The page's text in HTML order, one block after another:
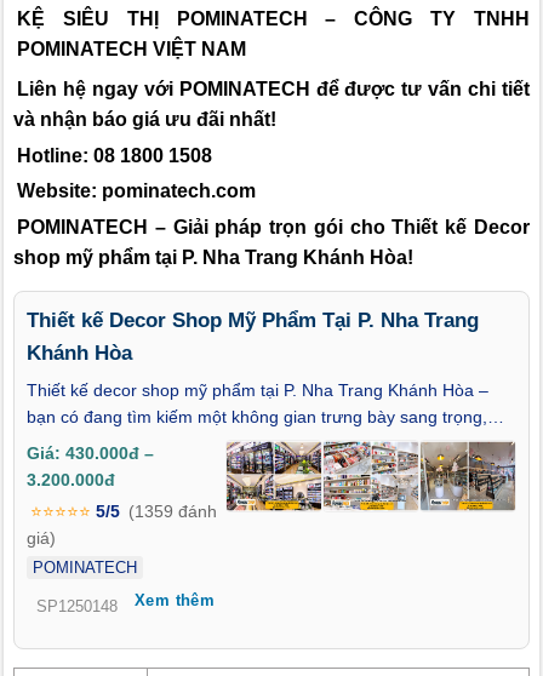
KỆ SIÊU THỊ POMINATECH – CÔNG TY TNHH
POMINATECH VIỆT NAM
Liên hệ ngay với POMINATECH để được tư vấn chi tiết
và nhận báo giá ưu đãi nhất!
Hotline: 08 1800 1508
Website: pominatech.com
POMINATECH – Giải pháp trọn gói cho Thiết kế Decor
shop mỹ phẩm tại P. Nha Trang Khánh Hòa!
Thiết kế Decor Shop Mỹ Phẩm Tại P. Nha Trang
Khánh Hòa
Thiết kế decor shop mỹ phẩm tại P. Nha Trang Khánh Hòa –
bạn có đang tìm kiếm một không gian trưng bày sang trọng,
tinh tế và đủ sức chinh phục ánh nhìn ngay từ giây phút đầu
tiên? Trong thế giới làm đẹp, cách bày trí cửa hàng chính là
tấm gương phản chiếu đẳng cấp thương hiệu. Bài viết này sẽ
chia sẻ những ý tưởng và giải pháp thiết kế đột phá, giúp cửa
hàng mỹ phẩm của bạn không chỉ đẹp mắt mà còn mang dấu
ấn riêng biệt, thu hút và giữ chân khách hàng.
Giá: 430.000đ –
3.200.000đ
⭐⭐⭐⭐⭐ 5/5 (1359 đánh
giá)
POMINATECH
SP1250148 Xem thêm